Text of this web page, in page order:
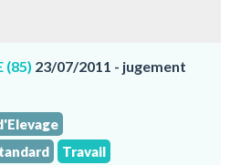
(85) 23/07/2011 - jugement
Travail